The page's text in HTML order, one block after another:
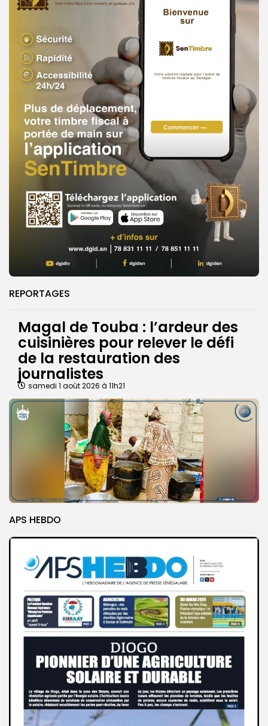
REPORTAGES
Magal de Touba : l’ardeur des
cuisinières pour relever le défi
de la restauration des
journalistes
samedi 1 août 2026 à 11h21
APS HEBDO